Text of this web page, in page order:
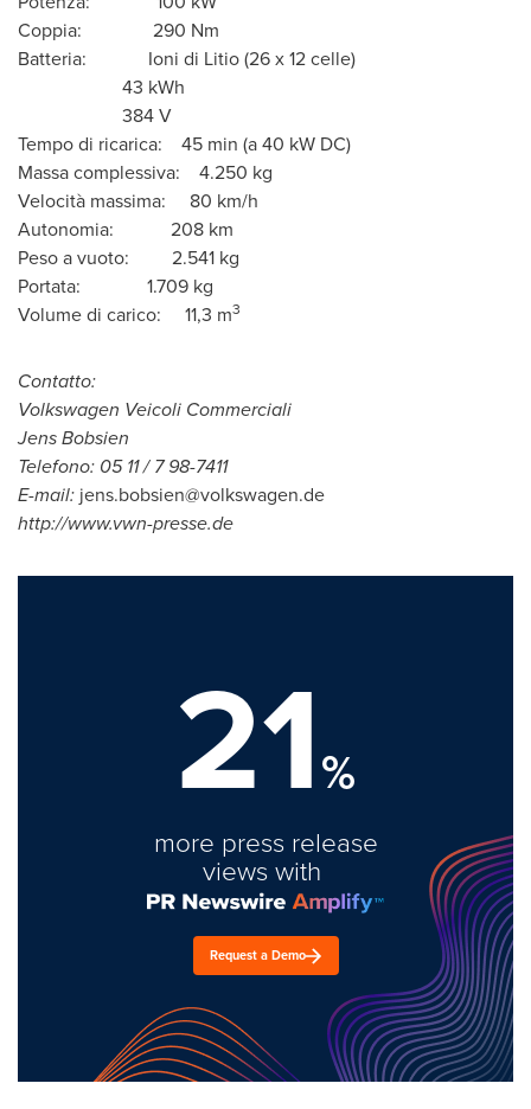
Coppia: 290 Nm
Batteria: Ioni di Litio (26 x 12 celle)
43 kWh
384 V
Tempo di ricarica: 45 min (a 40 kW DC)
Massa complessiva: 4.250 kg
Velocità massima: 80 km/h
Autonomia: 208 km
Peso a vuoto: 2.541 kg
Portata: 1.709 kg
Volume di carico: 11,3 m3
Contatto:
Volkswagen Veicoli Commerciali
Jens Bobsien
Telefono: 05 11 / 7 98-7411
E-mail: jens.bobsien@volkswagen.de
http://www.vwn-presse.de
21%
more press release
views with
Request a Demo